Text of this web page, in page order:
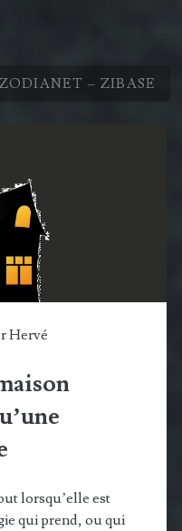
ZODIANET – ZIBASE
Hervé
lorsqu’elle est
qui prend, ou qui